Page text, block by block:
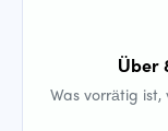
Über
Was vorrätig ist,